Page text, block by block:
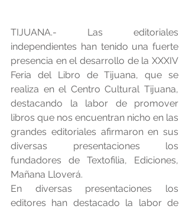
TIJUANA.- Las editoriales
independientes han tenido una fuerte
presencia en el desarrollo de la XXXIV
Feria del Libro de Tijuana, que se
realiza en el Centro Cultural Tijuana,
destacando la labor de promover
libros que nos encuentran nicho en las
grandes editoriales afirmaron en sus
diversas presentaciones los
fundadores de Textofilia, Ediciones,
Mañana Lloverá.
En diversas presentaciones los
editores han destacado la labor de